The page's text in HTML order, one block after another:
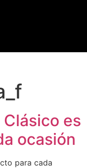
es
ocasión
para cada